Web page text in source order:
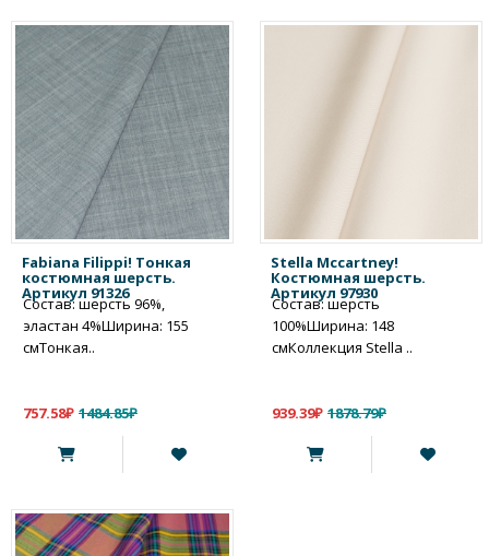
Fabiana Filippi! Тонкая
костюмная шерсть.
Артикул 91326
Состав: шерсть 96%,
эластан 4%Ширина: 155
смТонкая..
757.58₽ 1484.85₽
Stella Mccartney!
Костюмная шерсть.
Артикул 97930
Состав: шерсть
100%Ширина: 148
смКоллекция Stella ..
939.39₽ 1878.79₽